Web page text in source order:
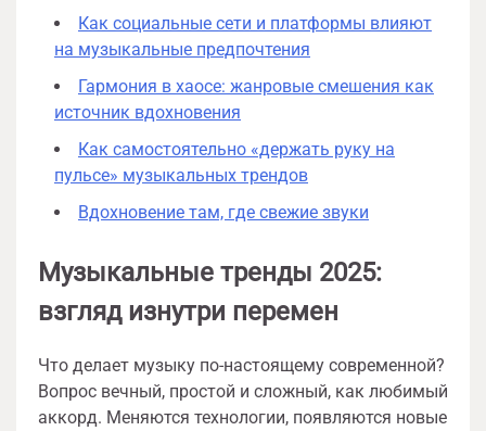
Как социальные сети и платформы влияют
на музыкальные предпочтения
Гармония в хаосе: жанровые смешения как
источник вдохновения
Как самостоятельно «держать руку на
пульсе» музыкальных трендов
Вдохновение там, где свежие звуки
Музыкальные тренды 2025:
взгляд изнутри перемен
Что делает музыку по-настоящему современной?
Вопрос вечный, простой и сложный, как любимый
аккорд. Меняются технологии, появляются новые